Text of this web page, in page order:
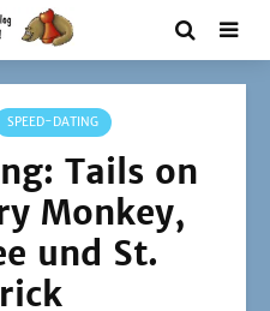
SPEED-DATING
Tails on
Monkey,
und St.